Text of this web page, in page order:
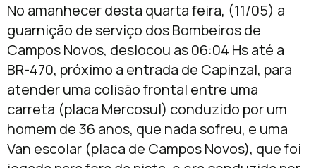
No amanhecer desta quarta feira, (11/05) a
guarnição de serviço dos Bombeiros de
Campos Novos, deslocou as 06:04 Hs até a
BR-470, próximo a entrada de Capinzal, para
atender uma colisão frontal entre uma
carreta (placa Mercosul) conduzido por um
homem de 36 anos, que nada sofreu, e uma
Van escolar (placa de Campos Novos), que foi